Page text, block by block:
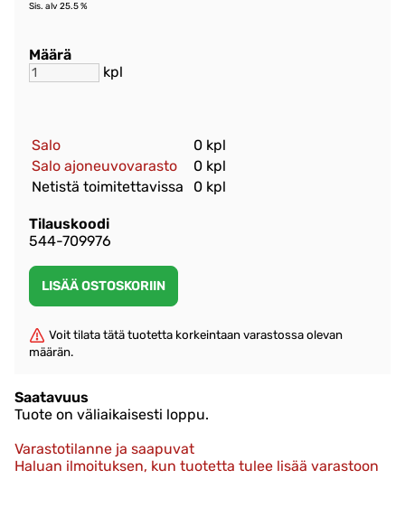
Sis. alv 25.5 %
Määrä
kpl
Salo
0 kpl
Salo ajoneuvovarasto
0 kpl
Netistä toimitettavissa
0 kpl
Tilauskoodi
544-709976
Voit tilata tätä tuotetta korkeintaan varastossa olevan
määrän.
Saatavuus
Tuote on väliaikaisesti loppu.
Varastotilanne ja saapuvat
Haluan ilmoituksen, kun tuotetta tulee lisää varastoon